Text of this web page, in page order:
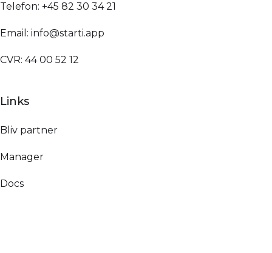
Telefon: +45 82 30 34 21
Email: info@starti.app
CVR: 44 00 52 12
Links
Bliv partner
Manager
Docs